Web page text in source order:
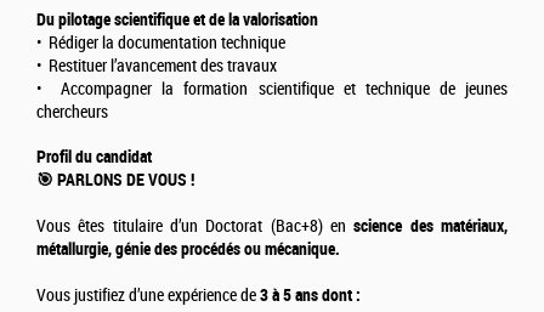
Du pilotage scientifique et de la valorisation
• Rédiger la documentation technique
• Restituer l’avancement des travaux
• Accompagner la formation scientifique et technique de jeunes
chercheurs
Profil du candidat
🎯 PARLONS DE VOUS !
Vous êtes titulaire d’un Doctorat (Bac+8) enscience des matériaux,
métallurgie, génie des procédés ou mécanique.
Vous justifiez d’une expérience de3 à 5 ans dont :